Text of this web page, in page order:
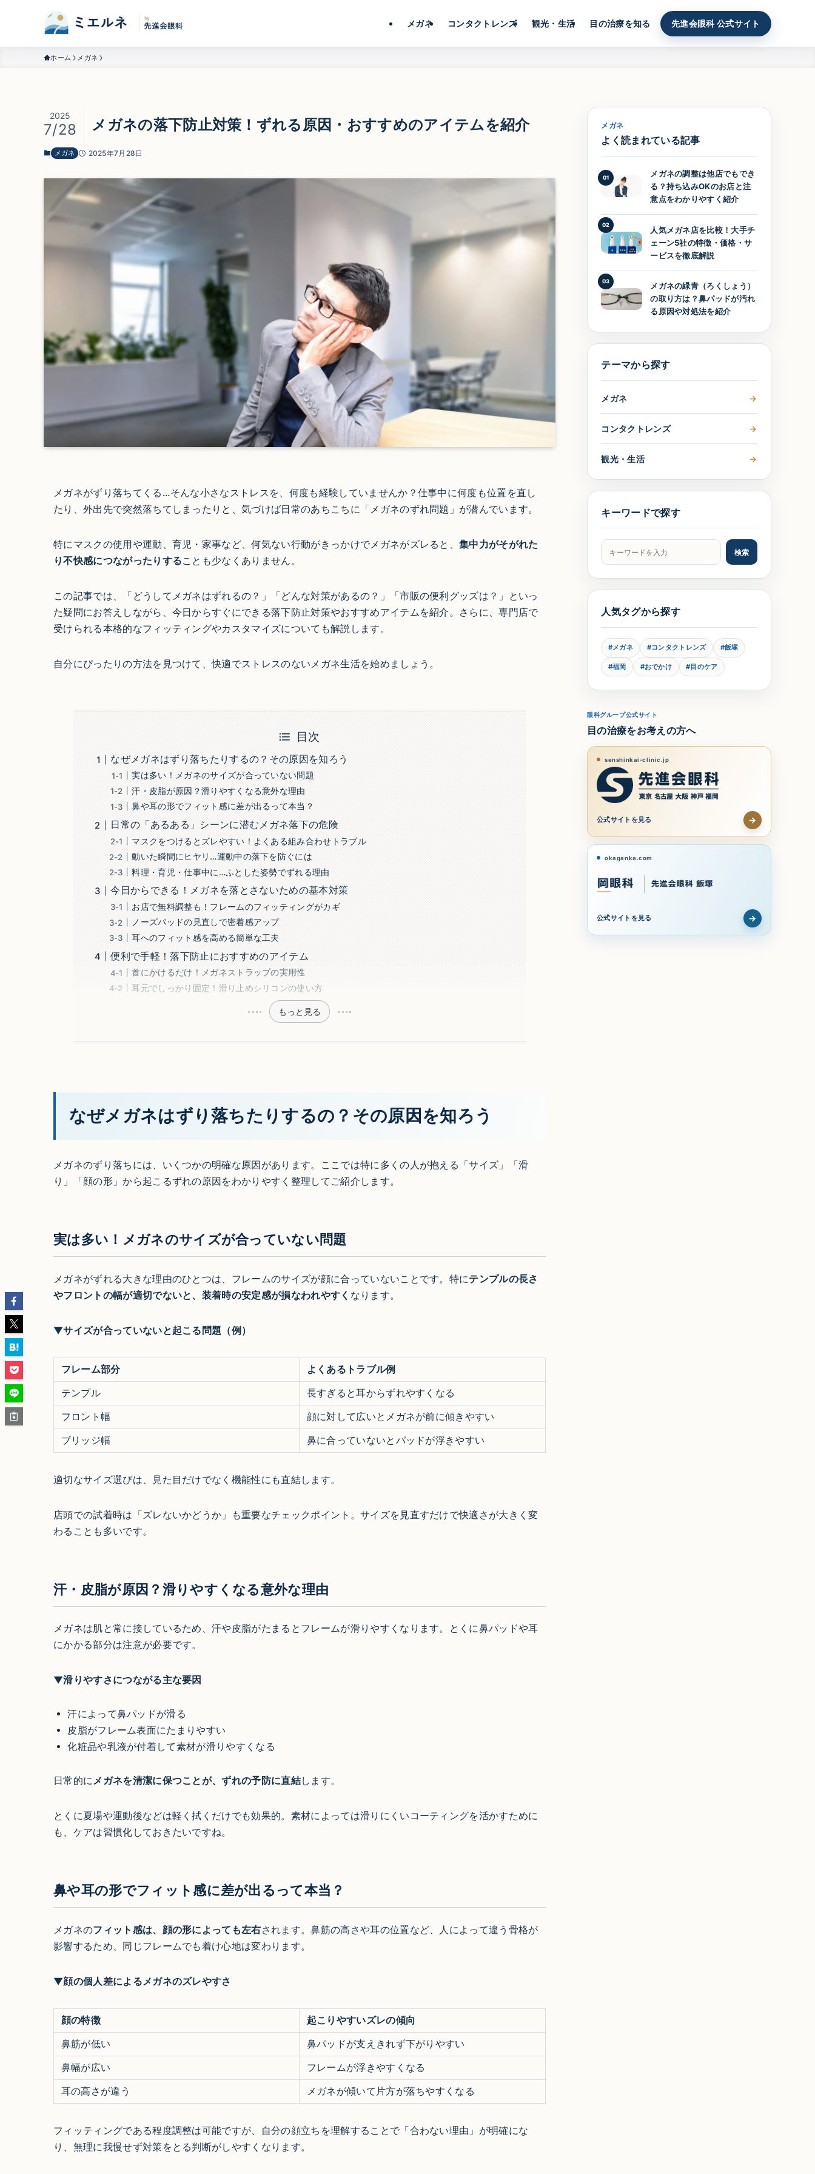
メガネ コンタクトレンズ 観光・生活 目の治療を知る 先進会眼科 公式サイト
ホーム メガネ
メガネの落下防止対策！ずれる原因・おすすめのアイテムを紹介
2025
7/28
メガネ 2025年7月28日
メガネがずり落ちてくる…そんな小さなストレスを、何度も経験していませんか？仕事中に何度も位置を直し
たり、外出先で突然落ちてしまったりと、気づけば日常のあちこちに「メガネのずれ問題」が潜んでいます。
特にマスクの使用や運動、育児・家事など、何気ない行動がきっかけでメガネがズレると、集中力がそがれた
り不快感につながったりすることも少なくありません。
この記事では、「どうしてメガネはずれるの？」「どんな対策があるの？」「市販の便利グッズは？」といっ
た疑問にお答えしながら、今日からすぐにできる落下防止対策やおすすめアイテムを紹介。さらに、専門店で
受けられる本格的なフィッティングやカスタマイズについても解説します。
自分にぴったりの方法を見つけて、快適でストレスのないメガネ生活を始めましょう。
目次
なぜメガネはずり落ちたりするの？その原因を知ろう
実は多い！メガネのサイズが合っていない問題
汗・皮脂が原因？滑りやすくなる意外な理由
鼻や耳の形でフィット感に差が出るって本当？
日常の「あるある」シーンに潜むメガネ落下の危険
マスクをつけるとズレやすい！よくある組み合わせトラブル
動いた瞬間にヒヤリ…運動中の落下を防ぐには
料理・育児・仕事中に…ふとした姿勢でずれる理由
今日からできる！メガネを落とさないための基本対策
お店で無料調整も！フレームのフィッティングがカギ
ノーズパッドの見直しで密着感アップ
耳へのフィット感を高める簡単な工夫
便利で手軽！落下防止におすすめのアイテム
首にかけるだけ！メガネストラップの実用性
耳元でしっかり固定！滑り止めシリコンの使い方
もっと見る
なぜメガネはずり落ちたりするの？その原因を知ろう
メガネのずり落ちには、いくつかの明確な原因があります。ここでは特に多くの人が抱える「サイズ」「滑
り」「顔の形」から起こるずれの原因をわかりやすく整理してご紹介します。
実は多い！メガネのサイズが合っていない問題
メガネがずれる大きな理由のひとつは、フレームのサイズが顔に合っていないことです。特にテンプルの長さ
やフロントの幅が適切でないと、装着時の安定感が損なわれやすく なります。
▼サイズが合っていないと起こる問題（例）
フレーム部分 よくあるトラブル例
テンプル 長すぎると耳からずれやすくなる
フロント幅 顔に対して広いとメガネが前に傾きやすい
ブリッジ幅 鼻に合っていないとパッドが浮きやすい
適切なサイズ選びは、見た目だけでなく機能性にも直結します。
店頭での試着時は「ズレないかどうか」も重要なチェックポイント。サイズを見直すだけで快適さが大きく変
わることも多いです。
汗・皮脂が原因？滑りやすくなる意外な理由
メガネは肌と常に接しているため、汗や皮脂がたまるとフレームが滑りやすくなります。とくに鼻パッドや耳
にかかる部分は注意が必要です。
▼滑りやすさにつながる主な要因
汗によって鼻パッドが滑る
皮脂がフレーム表面にたまりやすい
化粧品や乳液が付着して素材が滑りやすくなる
日常的にメガネを清潔に保つことが、ずれの予防に直結します。
とくに夏場や運動後などは軽く拭くだけでも効果的。素材によっては滑りにくいコーティングを活かすために
も、ケアは習慣化しておきたいですね。
鼻や耳の形でフィット感に差が出るって本当？
メガネのフィット感は、顔の形によっても左右されます。鼻筋の高さや耳の位置など、人によって違う骨格が
影響するため、同じフレームでも着け心地は変わります。
▼顔の個人差によるメガネのズレやすさ
顔の特徴 起こりやすいズレの傾向
鼻筋が低い 鼻パッドが支えきれず下がりやすい
鼻幅が広い フレームが浮きやすくなる
耳の高さが違う メガネが傾いて片方が落ちやすくなる
フィッティングである程度調整は可能ですが、自分の顔立ちを理解することで「合わない理由」が明確にな
り、無理に我慢せず対策をとる判断がしやすくなります。
メガネ
よく読まれている記事
01
メガネの調整は他店でもでき
る？持ち込みOKのお店と注
意点をわかりやすく紹介
02
人気メガネ店を比較！大手チ
ェーン5社の特徴・価格・サ
ービスを徹底解説
03
メガネの緑青（ろくしょう）
の取り方は？鼻パッドが汚れ
る原因や対処法を紹介
テーマから探す
メガネ →
コンタクトレンズ →
観光・生活 →
キーワードで探す
記事をキーワードで検索
検索
人気タグから探す
#メガネ #コンタクトレンズ #飯塚
#福岡 #おでかけ #目のケア
眼科グループ公式サイト
目の治療をお考えの方へ
senshinkai-clinic.jp
公式サイトを見る →
okaganka.com
公式サイトを見る →